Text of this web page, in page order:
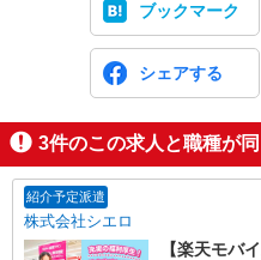
ブックマーク
シェアする
3件のこの求人と職種が
紹介予定派遣
株式会社シエロ
【楽天モバ